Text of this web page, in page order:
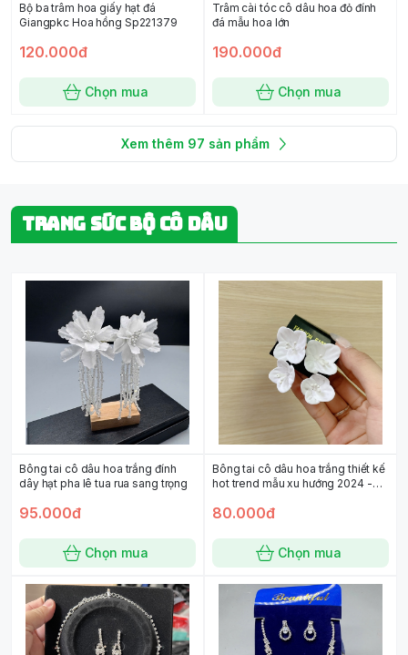
Bộ ba trâm hoa giấy hạt đá
Giangpkc Hoa hồng Sp221379
120.000đ
Chọn mua
Trâm cài tóc cô dâu hoa đỏ đính
đá mẫu hoa lớn
190.000đ
Chọn mua
Xem thêm 97 sản phẩm
TRANG SỨC BỘ CÔ DÂU
Bông tai cô dâu hoa trắng đính
dây hạt pha lê tua rua sang trọng
95.000đ
Chọn mua
Bông tai cô dâu hoa trắng thiết kế
hot trend mẫu xu hướng 2024 -
80.000đ
Chọn mua